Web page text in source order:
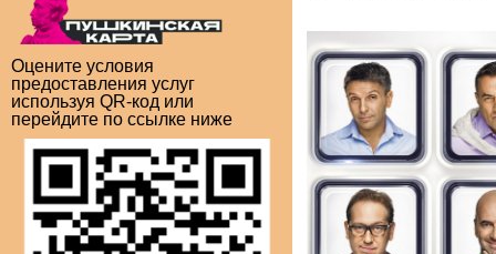
Оцените условия
предоставления услуг
используя QR-код или
перейдите по ссылке ниже